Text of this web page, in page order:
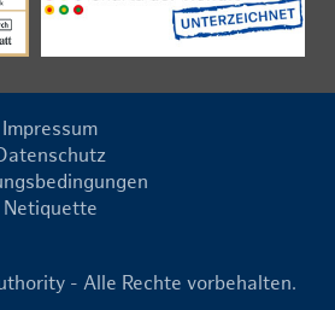
Impressum
Netiquette
- Alle Rechte vorbehalten.